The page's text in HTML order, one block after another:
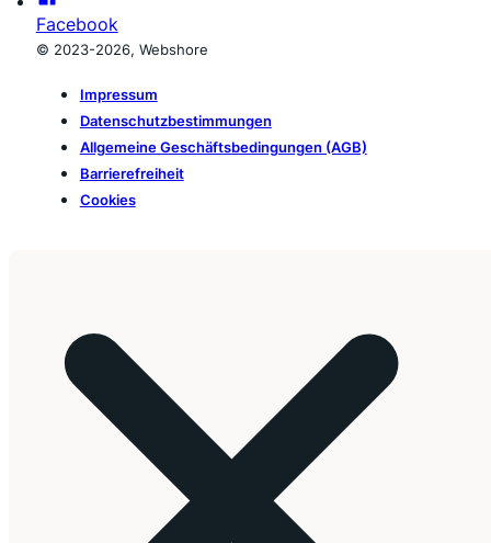
Facebook
© 2023-2026, Webshore
Impressum
Datenschutzbestimmungen
Allgemeine Geschäftsbedingungen (AGB)
Barrierefreiheit
Cookies